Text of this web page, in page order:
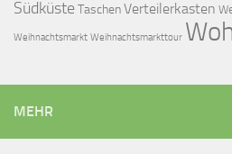
Südküste TaschenVerteilerkasten
Weihnachtsmarkt Weihnachtsmarkttour
MEHR